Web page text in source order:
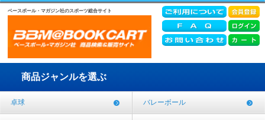
ベースボール・マガジン社のスポーツ総合サイト
商品ジャンルを選ぶ
卓球 バレーボール